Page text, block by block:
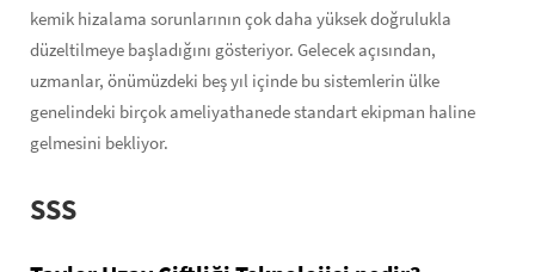
kemik hizalama sorunlarının çok daha yüksek doğrulukla
düzeltilmeye başladığını gösteriyor. Gelecek açısından,
uzmanlar, önümüzdeki beş yıl içinde bu sistemlerin ülke
genelindeki birçok ameliyathanede standart ekipman haline
gelmesini bekliyor.
SSS